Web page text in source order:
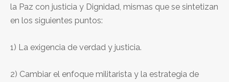
la Paz con justicia y Dignidad, mismas que se sintetizan
en los siguientes puntos:
1) La exigencia de verdad y justicia.
2) Cambiar el enfoque militarista y la estrategia de